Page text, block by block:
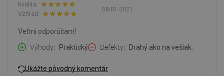
08-01-2021
Kvalita:
Vzhľad:
Veľmi odporúčam!
Výhody
Praktický Defekty Drahý ako na vešiak.
Ukážte pôvodný komentár